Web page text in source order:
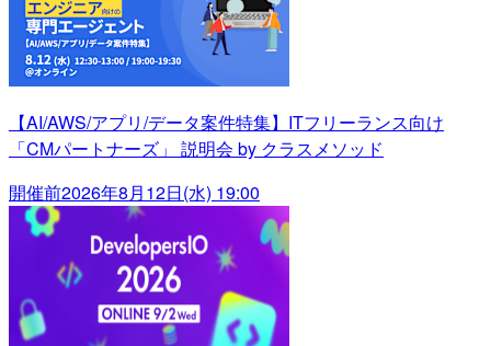
【AI/AWS/アプリ/データ案件特集】ITフリーランス向け
「CMパートナーズ」 説明会 by クラスメソッド
開催前2026年8月12日(水) 19:00